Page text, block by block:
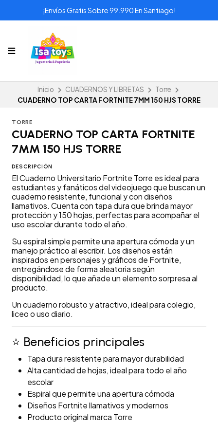
¡Envíos Gratis Sobre 99.990 En Santiago!
Inicio CUADERNOS Y LIBRETAS
Torre
CUADERNO TOP CARTA FORTNITE 7MM 150 HJS TORRE
TORRE
CUADERNO TOP CARTA FORTNITE
7MM 150 HJS TORRE
DESCRIPCIÓN
El Cuaderno Universitario Fortnite Torre es ideal para
estudiantes y fanáticos del videojuego que buscan un
cuaderno resistente, funcional y con diseños
llamativos. Cuenta con tapa dura que brinda mayor
protección y 150 hojas, perfectas para acompañar el
uso escolar durante todo el año.
Su espiral simple permite una apertura cómoda y un
manejo práctico al escribir. Los diseños están
inspirados en personajes y gráficos de Fortnite,
entregándose de forma aleatoria según
disponibilidad, lo que añade un elemento sorpresa al
producto.
Un cuaderno robusto y atractivo, ideal para colegio,
liceo o uso diario.
⭐ Beneficios principales
Tapa dura resistente para mayor durabilidad
Alta cantidad de hojas, ideal para todo el año
escolar
Espiral que permite una apertura cómoda
Diseños Fortnite llamativos y modernos
Producto original marca Torre